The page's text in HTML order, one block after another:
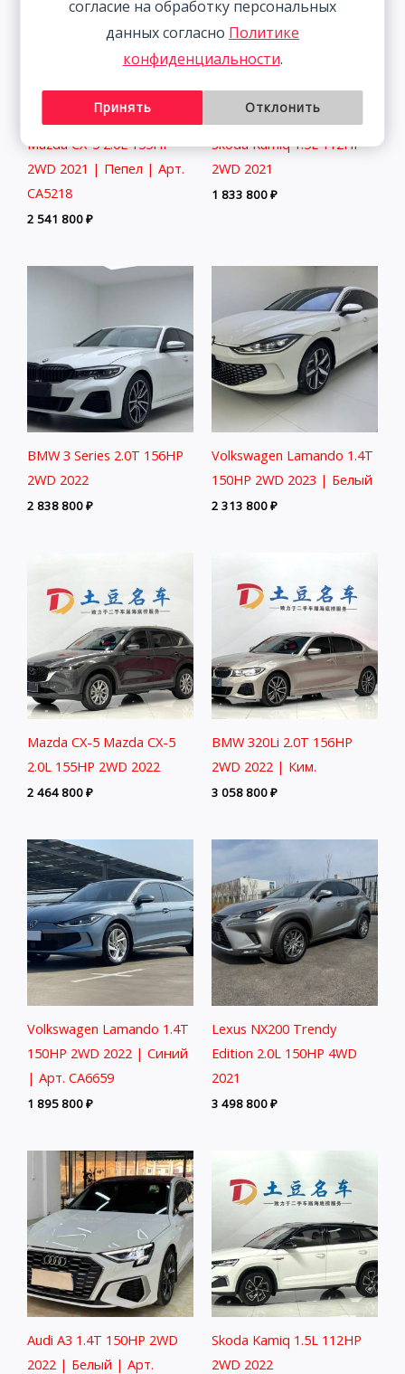
Mazda CX-5 2.0L 155HP
2WD 2021 | Пепел | Арт.
CA5218
2 541 800₽
Skoda Kamiq 1.5L 112HP
2WD 2021
1 833 800₽
BMW 3 Series 2.0T 156HP
2WD 2022
2 838 800₽
Volkswagen Lamando 1.4T
150HP 2WD 2023 | Белый
2 313 800₽
Mazda CX-5 Mazda CX-5
2.0L 155HP 2WD 2022
2 464 800₽
BMW 320Li 2.0T 156HP
2WD 2022 | Ким.
3 058 800₽
Volkswagen Lamando 1.4T
150HP 2WD 2022 | Синий
| Арт. CA6659
1 895 800₽
Lexus NX200 Trendy
Edition 2.0L 150HP 4WD
2021
3 498 800₽
Audi A3 1.4T 150HP 2WD
2022 | Белый | Арт.
Skoda Kamiq 1.5L 112HP
2WD 2022
согласие на обработку персональных
данных согласно Политике
конфиденциальности.
Принять Отклонить